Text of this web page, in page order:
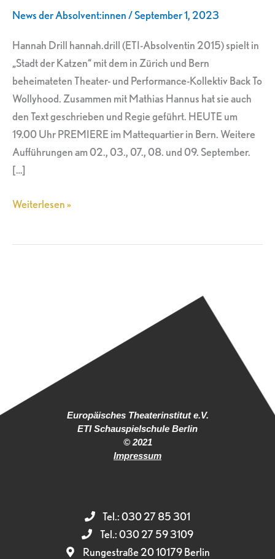
News der Absolvent:innen/September 1, 2023
Hannah Drill hannah.drill (ETI-Absolventin 2015) spielt in
„Stadt der Katzen“ mit dem in Zürich und Bern
beheimateten Theater- und Performance-Kollektiv Back To
Wollyhood. Zusammen mit Mathias Hannus hat sie auch
den Text geschrieben und Regie geführt. HEUTE um
19.00 Uhr PREMIERE im Mattequartier in Bern. Weitere
Aufführungen am 02., 03., 07., 08. und 09. September.
[…]
in
Bern
Weiterlesen »
Europäisches Theaterinstitut e.V.
ETI Schauspielschule Berlin
© 2021
Impressum
Tel.: 030 27 85 301
Tel.: 030 27 59 3109
Rungestraße 20 10179 Berlin